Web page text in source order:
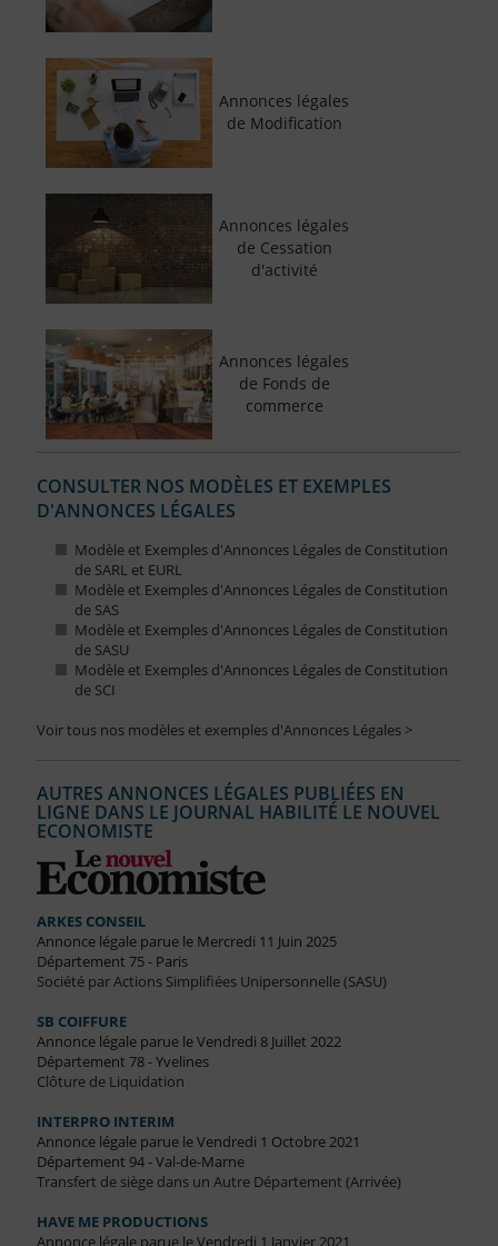
Annonces légales
de Modification
Annonces légales
de Cessation
d'activité
Annonces légales
de Fonds de
commerce
CONSULTER NOS MODÈLES ET EXEMPLES
D'ANNONCES LÉGALES
Modèle et Exemples d'Annonces Légales de Constitution
de SARL et EURL
Modèle et Exemples d'Annonces Légales de Constitution
de SAS
Modèle et Exemples d'Annonces Légales de Constitution
de SASU
Modèle et Exemples d'Annonces Légales de Constitution
de SCI
Voir tous nos modèles et exemples d'Annonces Légales >
AUTRES ANNONCES LÉGALES PUBLIÉES EN
LIGNE DANS LE JOURNAL HABILITÉ LE NOUVEL
ECONOMISTE
ARKES CONSEIL
Annonce légale parue le Mercredi 11 Juin 2025
Département 75 - Paris
Société par Actions Simplifiées Unipersonnelle (SASU)
SB COIFFURE
Annonce légale parue le Vendredi 8 Juillet 2022
Département 78 - Yvelines
Clôture de Liquidation
INTERPRO INTERIM
Annonce légale parue le Vendredi 1 Octobre 2021
Département 94 - Val-de-Marne
Transfert de siège dans un Autre Département (Arrivée)
HAVE ME PRODUCTIONS
Annonce légale parue le Vendredi 1 Janvier 2021